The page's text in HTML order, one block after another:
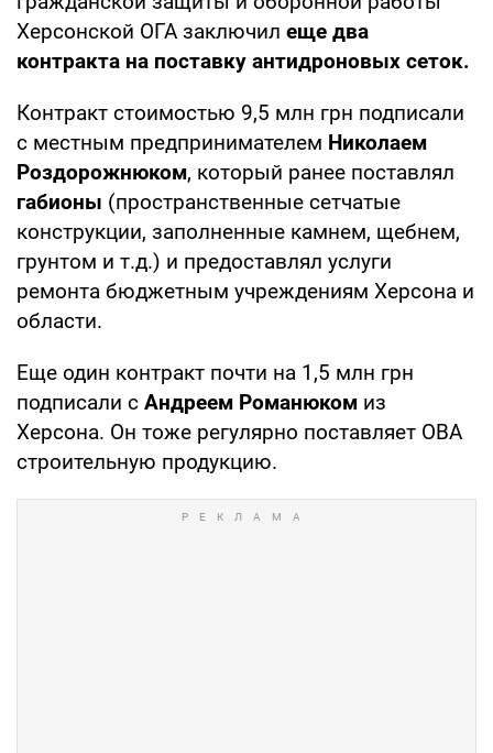
Херсонской ОГА заключил еще два
контракта на поставку антидроновых сеток.
Контракт стоимостью 9,5 млн грн подписали
с местным предпринимателем Николаем
Роздорожнюком, который ранее поставлял
габионы (пространственные сетчатые
конструкции, заполненные камнем, щебнем,
грунтом и т.д.) и предоставлял услуги
ремонта бюджетным учреждениям Херсона и
области.
Еще один контракт почти на 1,5 млн грн
подписали с Андреем Романюком из
Херсона. Он тоже регулярно поставляет ОВА
строительную продукцию.